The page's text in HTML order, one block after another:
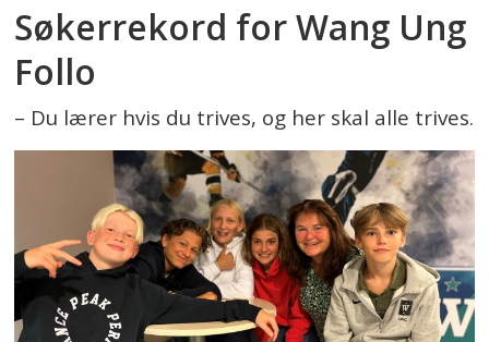
Søkerrekord for Wang Ung
Follo
– Du lærer hvis du trives, og her skal alle trives.